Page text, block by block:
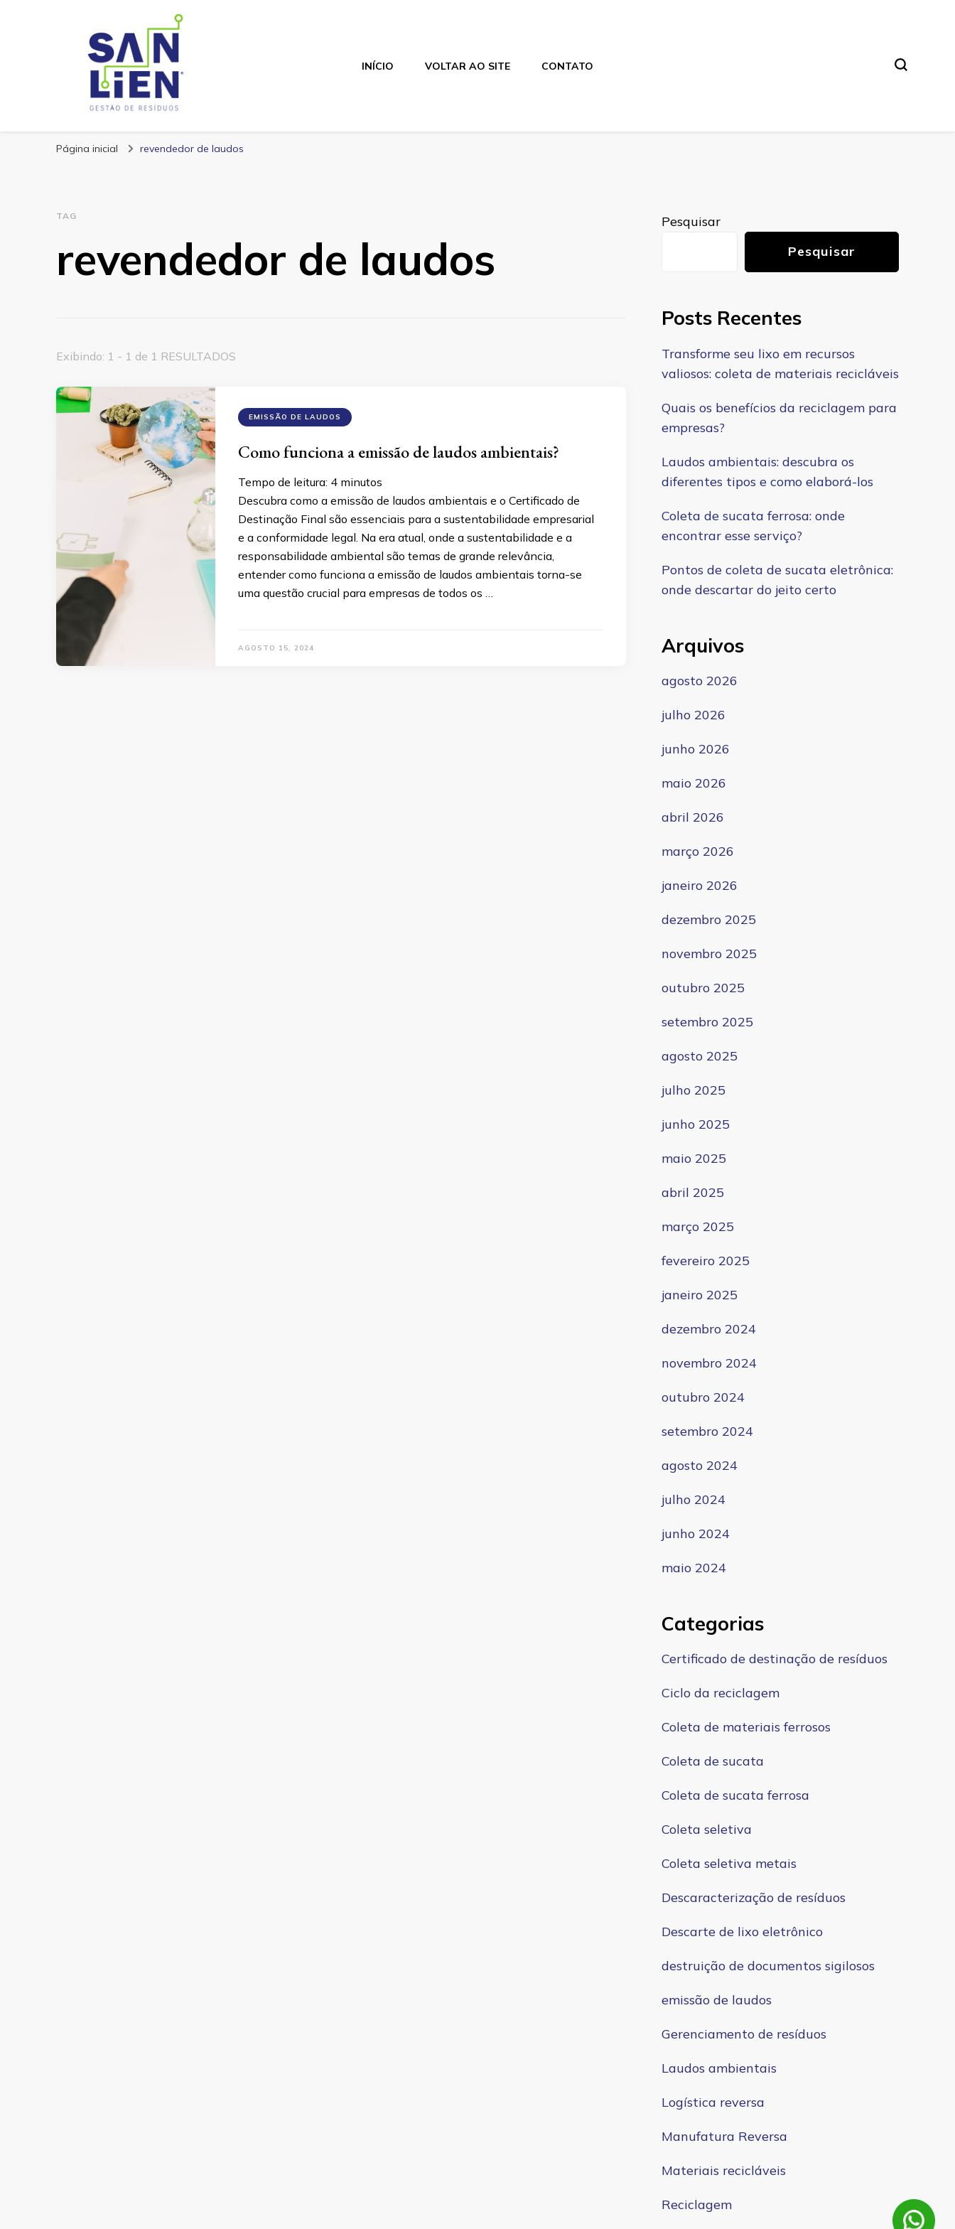
San Lien
INÍCIO VOLTAR AO SITE CONTATO
Página inicial revendedor de laudos
TAG
revendedor de laudos
Exibindo: 1 - 1 de 1 RESULTADOS
EMISSÃO DE LAUDOS
Como funciona a emissão de laudos ambientais?
Tempo de leitura: 4 minutos
Descubra como a emissão de laudos ambientais e o Certificado de
Destinação Final são essenciais para a sustentabilidade empresarial
e a conformidade legal. Na era atual, onde a sustentabilidade e a
responsabilidade ambiental são temas de grande relevância,
entender como funciona a emissão de laudos ambientais torna-se
uma questão crucial para empresas de todos os …
AGOSTO 15, 2024
Pesquisar
Pesquisar
Posts Recentes
Transforme seu lixo em recursos
valiosos: coleta de materiais recicláveis
Quais os benefícios da reciclagem para
empresas?
Laudos ambientais: descubra os
diferentes tipos e como elaborá-los
Coleta de sucata ferrosa: onde
encontrar esse serviço?
Pontos de coleta de sucata eletrônica:
onde descartar do jeito certo
Arquivos
agosto 2026
julho 2026
junho 2026
maio 2026
abril 2026
março 2026
janeiro 2026
dezembro 2025
novembro 2025
outubro 2025
setembro 2025
agosto 2025
julho 2025
junho 2025
maio 2025
abril 2025
março 2025
fevereiro 2025
janeiro 2025
dezembro 2024
novembro 2024
outubro 2024
setembro 2024
agosto 2024
julho 2024
junho 2024
maio 2024
Categorias
Certificado de destinação de resíduos
Ciclo da reciclagem
Coleta de materiais ferrosos
Coleta de sucata
Coleta de sucata ferrosa
Coleta seletiva
Coleta seletiva metais
Descaracterização de resíduos
Descarte de lixo eletrônico
destruição de documentos sigilosos
emissão de laudos
Gerenciamento de resíduos
Laudos ambientais
Logística reversa
Manufatura Reversa
Materiais recicláveis
Reciclagem